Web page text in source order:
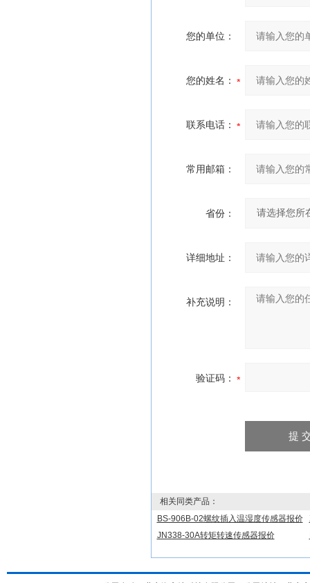
您的单位：
您的姓名：
联系电话：
常用邮箱：
省份：
详细地址：
补充说明：
验证码：
相关同类产品：
BS-906B-02螺纹插入温湿度传感器报价
JN338-30A转矩转速传感器报价